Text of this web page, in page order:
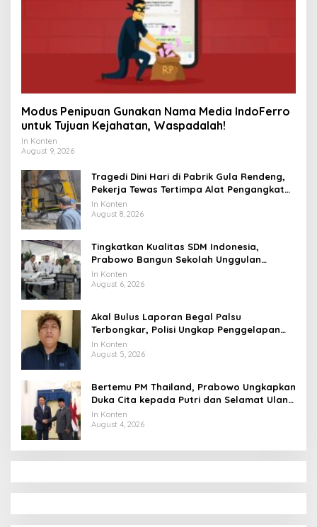
Modus Penipuan Gunakan Nama Media IndoFerro
untuk Tujuan Kejahatan, Waspadalah!
In Konten
August 9, 2026
Tragedi Dini Hari di Pabrik Gula Rendeng,
Pekerja Tewas Tertimpa Alat Pengangkat
Tebu
In Konten
August 8, 2026
Tingkatkan Kualitas SDM Indonesia,
Prabowo Bangun Sekolah Unggulan
hingga Undang Universitas Terbaik Dunia
In Konten
August 6, 2026
Akal Bulus Laporan Begal Palsu
Terbongkar, Polisi Ungkap Penggelapan
Uang Perusahaan untuk Crypto
In Konten
August 5, 2026
Bertemu PM Thailand, Prabowo Ungkapkan
Duka Cita kepada Putri dan Selamat Ulang
Tahun ke Raja Thailand
In Konten
August 4, 2026